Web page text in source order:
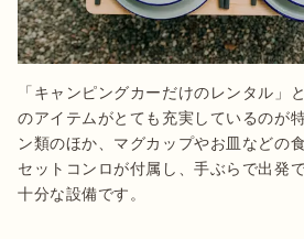
「キャンピングカーだけのレンタル」
のアイテムがとても充実しているのが
ン類のほか、マグカップやお皿などの
セットコンロが付属し、手ぶらで出発
十分な設備です。